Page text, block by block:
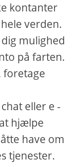
kontanter
verden.
mulighed
på farten.
foretage
eller e -
hjælpe
have om
tjenester.